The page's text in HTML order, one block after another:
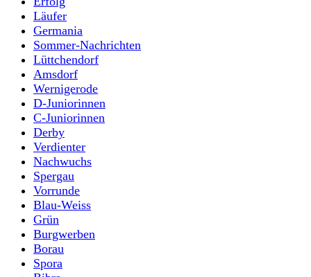
Läufer
Germania
Sommer-Nachrichten
Lüttchendorf
Amsdorf
Wernigerode
D-Juniorinnen
C-Juniorinnen
Derby
Verdienter
Nachwuchs
Spergau
Vorrunde
Blau-Weiss
Grün
Burgwerben
Borau
Spora